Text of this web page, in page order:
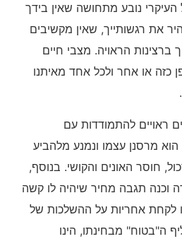
נובע מתחושה שאין בידך
את רגשותייך, שאין מקשיבים
ברצינות הראויה. מצבי חיים
כזה או אחר ולכל אחד מאיתנו
להתמודדות עם
הוא מרסנן עצמו ונמנע מלהביע
חוסר האונים והקושי. בנוסף,
וכנה תגבה מחיר שיהיה לו קשה
לקחת אחריות על ההשלכות של
ה"בטוח" מבחינתו, הינו